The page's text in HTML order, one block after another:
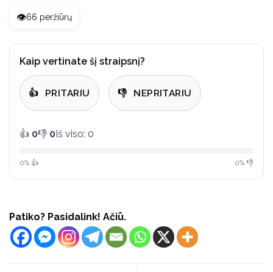
👁️66 peržiūrų
Kaip vertinate šį straipsnį?
👍 PRITARIU 👎 NEPRITARIU
👍 0👎 0 Iš viso: 0
0% 👍 0% 👎
Patiko? Pasidalink! Ačiū.